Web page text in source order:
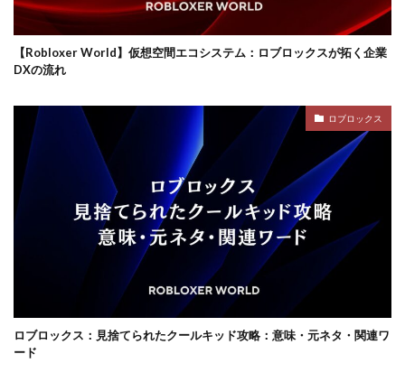
【Robloxer World】仮想空間エコシステム：ロブロックスが拓く企業
DXの流れ
ロブロックス
ロブロックス：見捨てられたクールキッド攻略：意味・元ネタ・関連ワ
ード